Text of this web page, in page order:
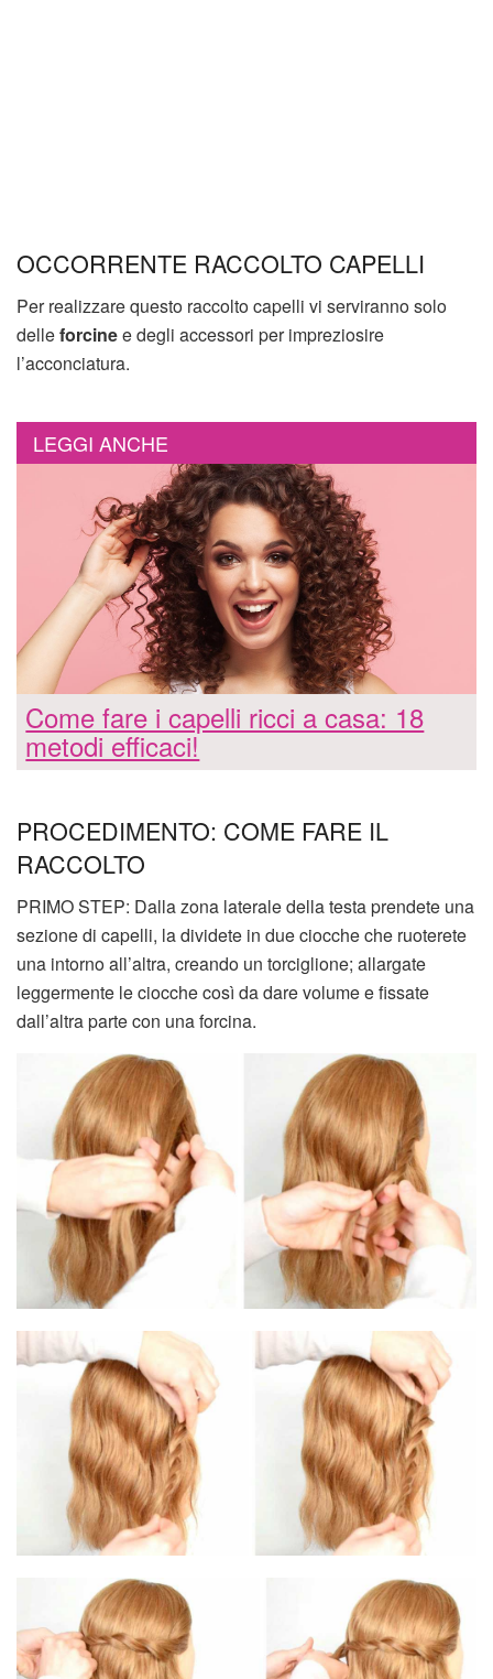
OCCORRENTE RACCOLTO CAPELLI
Per realizzare questo raccolto capelli vi serviranno solo
delleforcinee degli accessori per impreziosire
l’acconciatura.
LEGGI ANCHE
Come fare i capelli ricci a casa: 18
metodi efficaci!
PROCEDIMENTO: COME FARE IL
RACCOLTO
PRIMO STEP: Dalla zona laterale della testa prendete una
sezione di capelli, la dividete in due ciocche che ruoterete
una intorno all’altra, creando un torciglione; allargate
leggermente le ciocche così da dare volume e fissate
dall’altra parte con una forcina.